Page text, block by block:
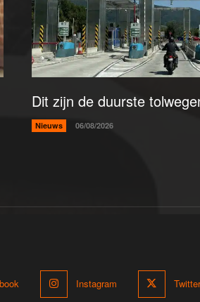
Dit zijn de duurste
Nieuws 06/08/2026
Instagram Twitter